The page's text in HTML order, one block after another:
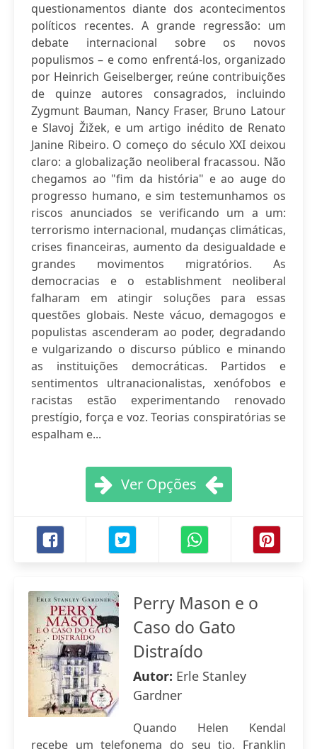
questionamentos diante dos acontecimentos
políticos recentes. A grande regressão: um
debate internacional sobre os novos
populismos – e como enfrentá-los, organizado
por Heinrich Geiselberger, reúne contribuições
de quinze autores consagrados, incluindo
Zygmunt Bauman, Nancy Fraser, Bruno Latour
e Slavoj Žižek, e um artigo inédito de Renato
Janine Ribeiro. O começo do século XXI deixou
claro: a globalização neoliberal fracassou. Não
chegamos ao "fim da história" e ao auge do
progresso humano, e sim testemunhamos os
riscos anunciados se verificando um a um:
terrorismo internacional, mudanças climáticas,
crises financeiras, aumento da desigualdade e
grandes movimentos migratórios. As
democracias e o establishment neoliberal
falharam em atingir soluções para essas
questões globais. Neste vácuo, demagogos e
populistas ascenderam ao poder, degradando
e vulgarizando o discurso público e minando
as instituições democráticas. Partidos e
sentimentos ultranacionalistas, xenófobos e
racistas estão experimentando renovado
prestígio, força e voz. Teorias conspiratórias se
espalham e...
Ver Opções
Perry Mason e o
Caso do Gato
Distraído
Autor: Erle Stanley
Gardner
Quando Helen Kendal
recebe um telefonema do seu tio, Franklin